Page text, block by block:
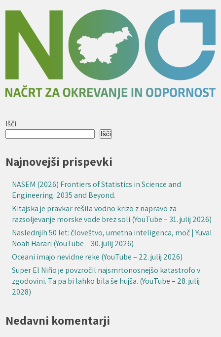
Išči
Išči
Najnovejši prispevki
NASEM (2026) Frontiers of Statistics in Science and
Engineering: 2035 and Beyond.
Kitajska je pravkar rešila vodno krizo z napravo za
razsoljevanje morske vode brez soli (YouTube – 31. julij 2026)
Naslednjih 50 let: človeštvo, umetna inteligenca, moč | Yuval
Noah Harari (YouTube – 30. julij 2026)
Oceani imajo nevidne reke (YouTube – 22. julij 2026)
Super El Niño je povzročil najsmrtonosnejšo katastrofo v
zgodovini. Ta pa bi lahko bila še hujša. (YouTube – 28. julij
2028)
Nedavni komentarji